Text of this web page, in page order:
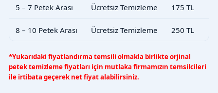
5 – 7 Petek Arası Ücretsiz Temizleme 175 TL
8 – 10 Petek Arası Ücretsiz Temizleme 250 TL
*Yukarıdaki fiyatlandırma temsili olmakla birlikte orjinal
petek temizleme fiyatları için mutlaka firmamızın temsilcileri
ile irtibata geçerek net fiyat alabilirsiniz.